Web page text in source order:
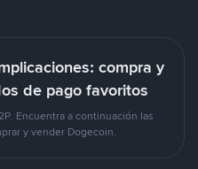
compra y
de pago favoritos
Encuentra a continuación las
y vender Dogecoin.